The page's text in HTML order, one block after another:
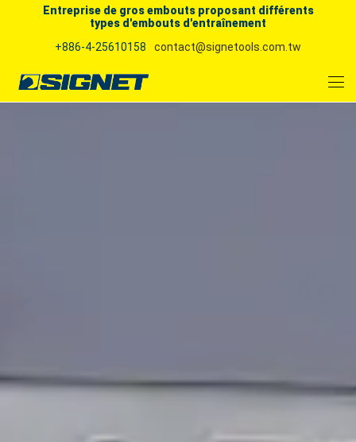
Entreprise de gros embouts proposant différents
types d'embouts d'entraînement
+886-4-25610158
contact@signetools.com.tw